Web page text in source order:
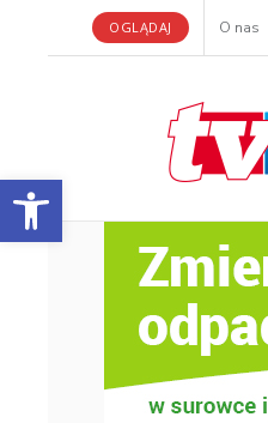
Otwórz pasek narzędzi
OGLĄDAJ O nas